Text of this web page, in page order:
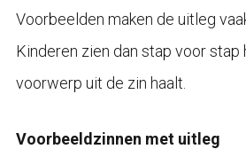
Voorbeelden maken de uitleg
Kinderen zien dan stap voor stap
voorwerp uit de zin haalt.
Voorbeeldzinnen met uitleg